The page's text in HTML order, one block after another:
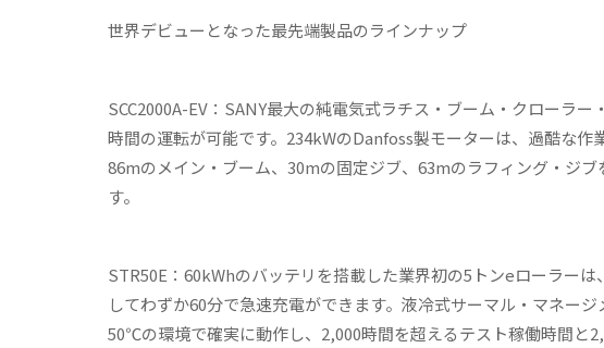
世界デビューとなった最先端製品のラインナップ
SCC2000A-EV： SANY最大の純電気式ラチス・ブーム・クローラ
時間の運転が可能です。234kWのDanfoss製モーターは、過酷な作
86mのメイン・ブーム、30mの固定ジブ、63mのラフィング・ジ
す。
STR50E ： 60kWhのバッテリを搭載した業界初の5トンeローラー
してわずか60分で急速充電ができます。液冷式サーマル・マネー
50℃の環境で確実に動作し、2,000時間を超えるテスト稼働時間と